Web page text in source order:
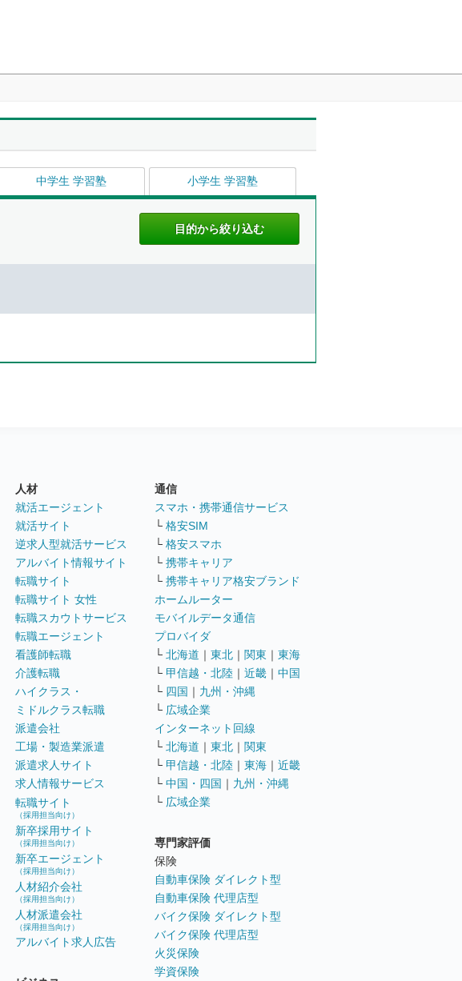
中学生 学習塾 小学生 学習塾
人材
就活エージェント
就活サイト
逆求人型就活サービス
アルバイト情報サイト
転職サイト
転職サイト 女性
転職スカウトサービス
転職エージェント
看護師転職
介護転職
ハイクラス・
ミドルクラス転職
派遣会社
工場・製造業派遣
派遣求人サイト
求人情報サービス
転職サイト
（採用担当向け）
新卒採用サイト
（採用担当向け）
新卒エージェント
（採用担当向け）
人材紹介会社
（採用担当向け）
人材派遣会社
（採用担当向け）
アルバイト求人広告
通信
スマホ・携帯通信サービス
└ 格安SIM
└ 格安スマホ
└ 携帯キャリア
└ 携帯キャリア格安ブランド
ホームルーター
モバイルデータ通信
プロバイダ
└ 北海道 ｜ 東北 ｜ 関東 ｜ 東海
└ 甲信越・北陸 ｜ 近畿 ｜ 中国
└ 四国 ｜ 九州・沖縄
└ 広域企業
インターネット回線
└ 北海道 ｜ 東北 ｜ 関東
└ 甲信越・北陸 ｜ 東海 ｜ 近畿
└ 中国・四国 ｜ 九州・沖縄
└ 広域企業
専門家評価
保険
自動車保険 ダイレクト型
自動車保険 代理店型
バイク保険 ダイレクト型
バイク保険 代理店型
火災保険
学資保険